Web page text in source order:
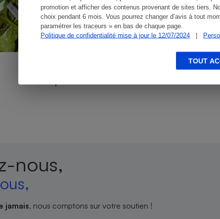
promotion et afficher des contenus provenant de sites tiers.
choix pendant 6 mois. Vous pourrez changer d’avis à tout
paramétrer les traceurs » en bas de chaque page.
Politique de confidentialité mise à jour le 12/07/2024
|
TOUT
Produits locaux - Directement
nous,
jamais, nous comptons sur votre soutien !
à expressos